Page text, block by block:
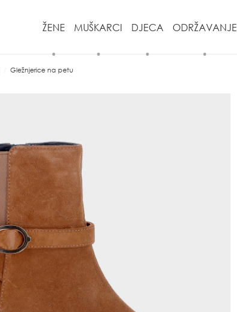
ŽENE MUŠKARCI DJECA ODRŽAVANJE
Gležnjerice na petu